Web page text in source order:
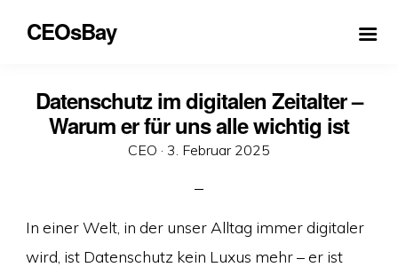
CEOsBay
Datenschutz im digitalen Zeitalter –
Warum er für uns alle wichtig ist
CEO · Veröffentlicht
3. Februar 2025
In einer Welt, in der unser Alltag immer digitaler
wird, ist Datenschutz kein Luxus mehr – er ist